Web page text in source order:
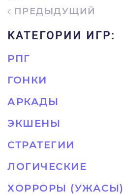
ПРЕДЫДУЩИЙ
КАТЕГОРИИ ИГР:
РПГ
ГОНКИ
АРКАДЫ
ЭКШЕНЫ
СТРАТЕГИИ
ЛОГИЧЕСКИЕ
ХОРРОРЫ (УЖАСЫ)